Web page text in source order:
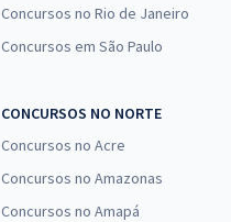
Concursos no Rio de Janeiro
Concursos em São Paulo
CONCURSOS NO NORTE
Concursos no Acre
Concursos no Amazonas
Concursos no Amapá